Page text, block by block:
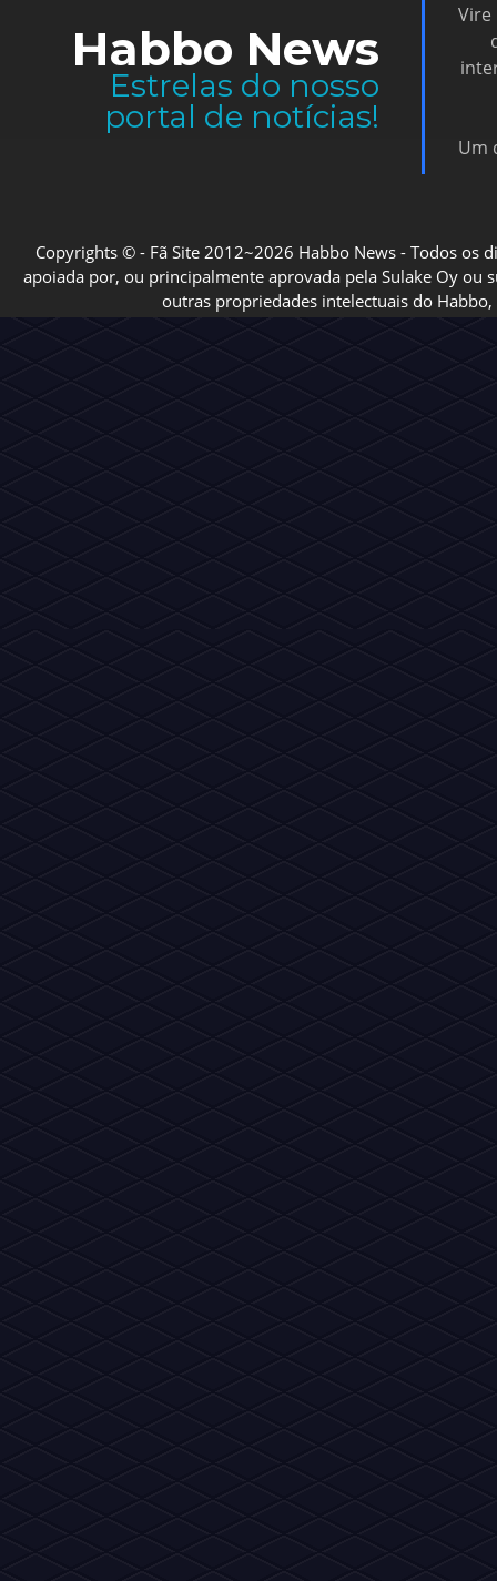
Habbo News
Estrelas do nosso
portal de notícias!
Vire
Um
Copyrights © - Fã Site 2012~2026 Habbo News - Todos os
apoiada por, ou principalmente aprovada pela Sulake Oy ou
outras propriedades intelectuais do